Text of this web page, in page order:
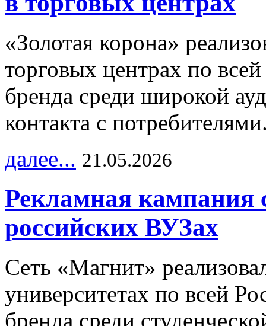
«Золотая корона»
торговых центрах по
бренда среди широкой
контакта с
далее... 21.05.2026
Рекламная кампания
российских ВУЗах
Сеть «Магнит»
университетах по всей
бренда среди